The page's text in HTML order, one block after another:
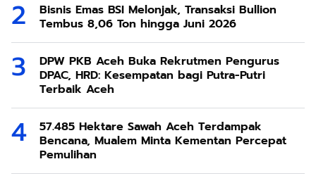
Bisnis Emas BSI Melonjak, Transaksi Bullion
Tembus 8,06 Ton hingga Juni 2026
DPW PKB Aceh Buka Rekrutmen Pengurus
DPAC, HRD: Kesempatan bagi Putra-Putri
Terbaik Aceh
57.485 Hektare Sawah Aceh Terdampak
Bencana, Mualem Minta Kementan Percepat
Pemulihan